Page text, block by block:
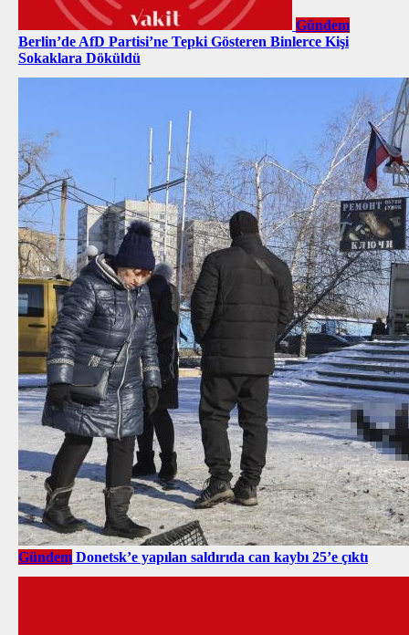
Gündem
Berlin’de AfD Partisi’ne Tepki Gösteren Binlerce Kişi
Sokaklara Döküldü
Gündem Donetsk’e yapılan saldırıda can kaybı 25’e çıktı